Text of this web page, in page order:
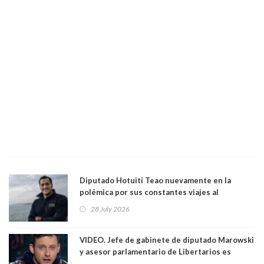
Diputado Hotuiti Teao nuevamente en la
polémica por sus constantes viajes al
vacaciones para irse a Londres y Paris por 18
28 July 2026
VIDEO. Jefe de gabinete de diputado Marowski
y asesor parlamentario de Libertarios es